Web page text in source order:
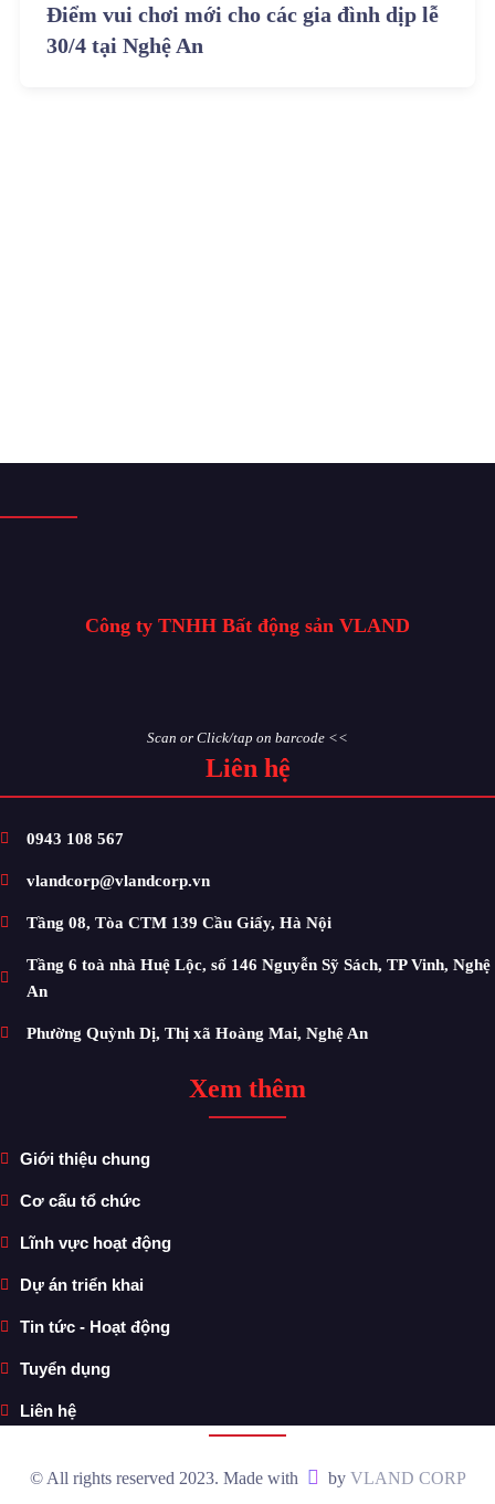
Điểm vui chơi mới cho các gia đình dịp lễ
30/4 tại Nghệ An
Công ty TNHH Bất động sản VLAND
Scan or Click/tap on barcode <<
Liên hệ
0943 108 567
vlandcorp@vlandcorp.vn
Tầng 08, Tòa CTM 139 Cầu Giấy, Hà Nội
Tầng 6 toà nhà Huệ Lộc, số 146 Nguyễn Sỹ Sách, TP Vinh, Nghệ
An
Phường Quỳnh Dị, Thị xã Hoàng Mai, Nghệ An
Xem thêm
Giới thiệu chung
Cơ cấu tổ chức
Lĩnh vực hoạt động
Dự án triển khai
Tin tức - Hoạt động
Tuyển dụng
Liên hệ
© All rights reserved 2023. Made with by VLAND CORP